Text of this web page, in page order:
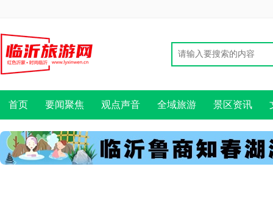
首页 要闻聚焦 观点声音 全域旅游 景区资讯